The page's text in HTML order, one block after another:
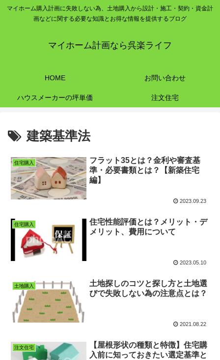
マイホーム購入計画に失敗しない為、土地購入から設計・施工・契約・資金計
画などに関する必要な知識とお得な情報を提供するブログ
マイホーム計画なら呉楽ライフ
HOME お問い合わせ
ハウスメーカーの坪単価 注文住宅
建築基準法
住宅購入
フラット35とは？金利や審査基
準・必要書類とは？【新築住宅
編】
2023.09.23
住宅購入
住宅性能評価とは？メリット・デ
メリット、費用について
2023.05.10
土地購入
土地探しのコツと探し方と土地選
びで失敗しない為の注意点とは？
2021.08.22
注文住宅
【屋根形状の種類と特徴】住宅購
入前に知っておきたい選定基準と